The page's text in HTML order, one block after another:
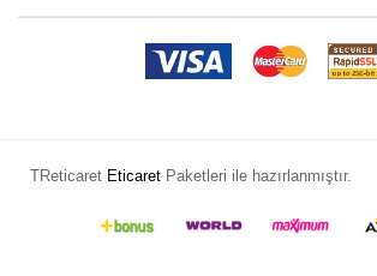
TReticaret Eticaret Paketleri ile hazırlanmıştır.